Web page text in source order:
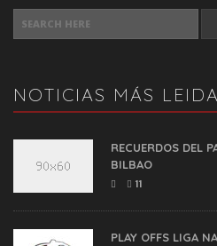
NOTICIAS MÁS
RECUERDOS DEL
BILBAO
11
PLAY OFFS LIGA